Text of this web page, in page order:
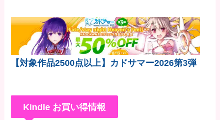
【対象作品2500点以上】カドサマー2026第3弾
Kindle お買い得情報